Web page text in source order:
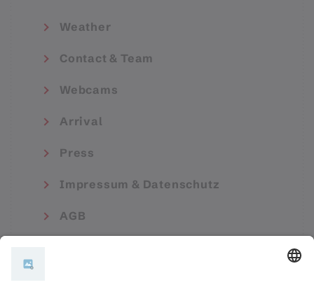
Weather
Contact & Team
Webcams
Arrival
Press
Impressum & Datenschutz
AGB